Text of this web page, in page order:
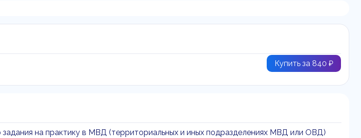
Купить за 840 ₽
на практику в МВД (территориальных и иных подразделениях МВД или ОВД)